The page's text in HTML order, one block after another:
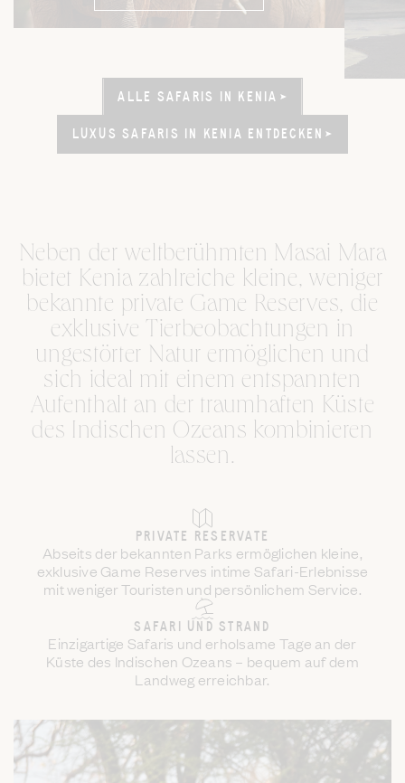
ALLE SAFARIS IN KENIA
ALLE SAFARIS IN KENIA
LUXUS SAFARIS IN KENIA ENTDECKEN
LUXUS SAFARIS IN KENIA ENTDECKEN
Neben der weltberühmten Masai Mara
bietet Kenia zahlreiche kleine, weniger
bekannte private Game Reserves, die
exklusive Tierbeobachtungen in
ungestörter Natur ermöglichen und
sich ideal mit einem entspannten
Aufenthalt an der traumhaften Küste
des Indischen Ozeans kombinieren
lassen.
PRIVATE RESERVATE
Abseits der bekannten Parks ermöglichen kleine,
exklusive Game Reserves intime Safari-Erlebnisse
mit weniger Touristen und persönlichem Service.
SAFARI UND STRAND
Einzigartige Safaris und erholsame Tage an der
Küste des Indischen Ozeans – bequem auf dem
Landweg erreichbar.